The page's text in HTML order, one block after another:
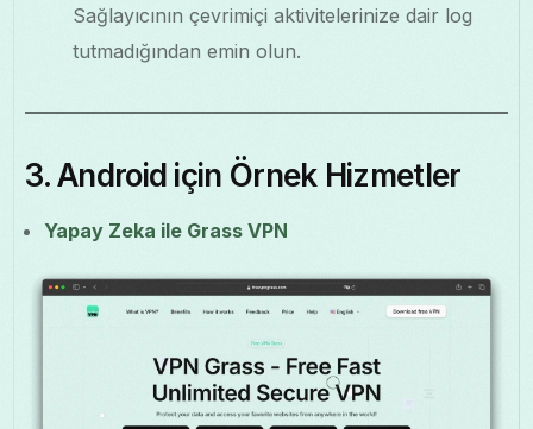
Sağlayıcının çevrimiçi aktivitelerinize dair log
tutmadığından emin olun.
3. Android için Örnek Hizmetler
Yapay Zeka ile Grass VPN